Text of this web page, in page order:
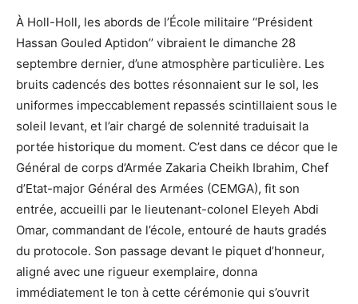
À Holl-Holl, les abords de l’École militaire ‘‘Président
Hassan Gouled Aptidon’’ vibraient le dimanche 28
septembre dernier, d’une atmosphère particulière. Les
bruits cadencés des bottes résonnaient sur le sol, les
uniformes impeccablement repassés scintillaient sous le
soleil levant, et l’air chargé de solennité traduisait la
portée historique du moment. C’est dans ce décor que le
Général de corps d’Armée Zakaria Cheikh Ibrahim, Chef
d’Etat-major Général des Armées (CEMGA), fit son
entrée, accueilli par le lieutenant-colonel Eleyeh Abdi
Omar, commandant de l’école, entouré de hauts gradés
du protocole. Son passage devant le piquet d’honneur,
aligné avec une rigueur exemplaire, donna
immédiatement le ton à cette cérémonie qui s’ouvrit